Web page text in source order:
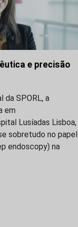
e precisão
da SPORL, a
em
Lusíadas Lisboa,
sobretudo no papel
endoscopy) na